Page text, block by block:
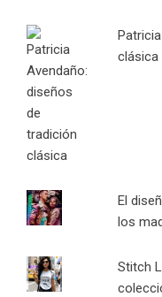
clásica
El
los
Stitch